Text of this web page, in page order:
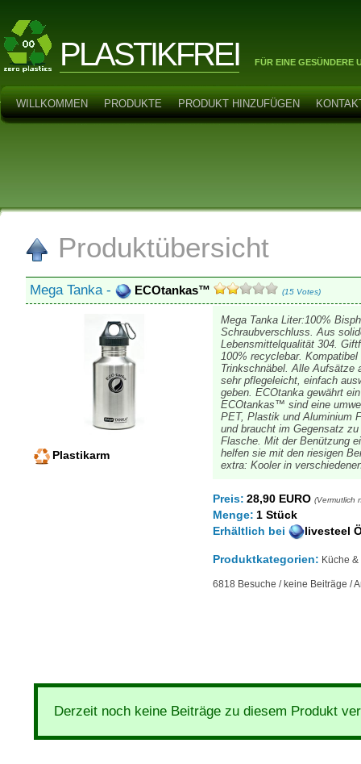
PLASTIKFREI FÜR EINE GESÜNDERE
WILLKOMMEN PRODUKTE PRODUKT HINZUFÜGEN
Produktübersicht
Mega Tanka - ECOtankas™ (15 Votes)
Plastikarm
Mega Tanka Liter:100%
Schraubverschluss. Aus
Lebensmittelqualität 304.
100% recyclebar.
Trinkschnäbel. Alle Aufsätze
sehr pflegeleicht, einfach
geben. ECOtanka gewährt
ECOtankas™ sind eine
PET, Plastik und Aluminium
und braucht im Gegensatz
Flasche. Mit der Benützung
helfen sie mit den riesigen
extra: Kooler in
Preis: 28,90 EURO (Vermutlich
Menge: 1 Stück
Erhältlich bei livesteel
Produktkategorien: Küche
6818 Besuche / keine Beiträge /
Derzeit noch keine Beiträge zu diesem Produkt